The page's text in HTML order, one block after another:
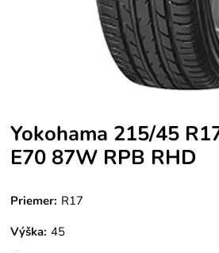
Yokohama 215/45
E70 87W RPB RHD
Priemer: R17
Výška: 45